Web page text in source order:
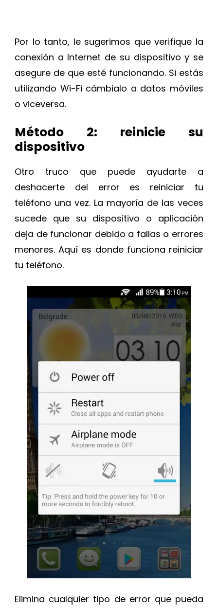
Por lo tanto, le sugerimos que verifique la
conexión a Internet de su dispositivo y se
asegure de que esté funcionando. Si estás
utilizando Wi-Fi cámbialo a datos móviles
o viceversa.
Método 2: reinicie su
dispositivo
Otro truco que puede ayudarte a
deshacerte del error es reiniciar tu
teléfono una vez. La mayoría de las veces
sucede que su dispositivo o aplicación
deja de funcionar debido a fallas o errores
menores. Aquí es donde funciona reiniciar
tu teléfono.
Elimina cualquier tipo de error que pueda